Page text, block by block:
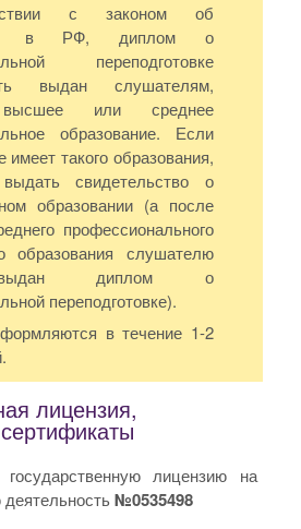
с законом об
в РФ, диплом о
переподготовке
выдан слушателям,
или среднее
образование. Если
такого образования,
свидетельство о
образовании (а после
профессионального
образования слушателю
диплом о
переподготовке).
в течение 1-2
лицензия,
лицензию на
№0535498